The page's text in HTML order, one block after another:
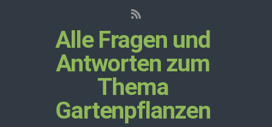
Alle Fragen und
Antworten zum
Thema
Gartenpflanzen